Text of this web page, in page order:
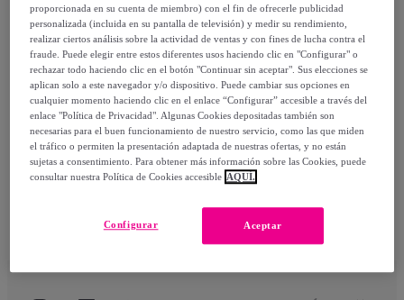
Regístrate y accede a todos los productos visibles
para nuestros miembros.
Identificarme
proporcionada en su cuenta de miembro) con el fin de ofrecerle publicidad
personalizada (incluida en su pantalla de televisión) y medir su rendimiento,
realizar ciertos análisis sobre la actividad de ventas y con fines de lucha contra el
fraude. Puede elegir entre estos diferentes usos haciendo clic en "Configurar" o
rechazar todo haciendo clic en el botón "Continuar sin aceptar". Sus elecciones se
aplican solo a este navegador y/o dispositivo. Puede cambiar sus opciones en
cualquier momento haciendo clic en el enlace “Configurar” accesible a través del
enlace "Política de Privacidad". Algunas Cookies depositadas también son
necesarias para el buen funcionamiento de nuestro servicio, como las que miden
el tráfico o permiten la presentación adaptada de nuestras ofertas, y no están
sujetas a consentimiento. Para obtener más información sobre las Cookies, puede
consultar nuestra Política de Cookies accesible AQUÍ.
Aceptar
Configurar